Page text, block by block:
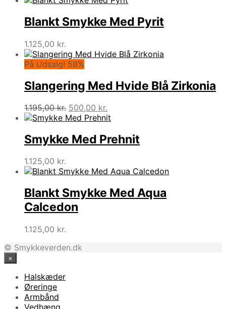
Blankt Smykke Med Pyrit
1.125,00 kr.
På Udsalg! 58%
Slangering Med Hvide Blå Zirkonia
1.195,00kr. Den
oprindelige
var:
1.195,00 kr..
500,00 kr.
aktuelle
er:
500,00 kr..
Smykke Med Prehnit
1.125,00 kr.
Blankt Smykke Med Aqua
Calcedon
1.125,00 kr.
© Smykkeverden.dk
×
Halskæder
Øreringe
Armbånd
Vedhæng